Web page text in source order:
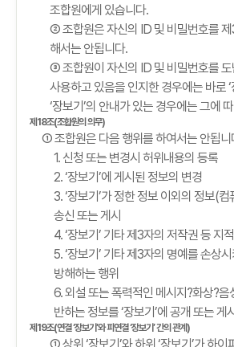
조합원에게 있습니다.
② 조합원은 자신의 ID 및 비밀번호를 제
해서는 안됩니다.
③ 조합원이 자신의 ID 및 비밀번호를
사용하고 있음을 인지한 경우에는 바로
‘장보기’의 안내가 있는 경우에는 그에
제18조(조합원의 의무)
① 조합원은 다음 행위를 하여서는 안됩니
1. 신청 또는 변경시 허위내용의 등록
2. ‘장보기’에 게시된 정보의 변경
3. ‘장보기’가 정한 정보 이외의 정보(
송신 또는 게시
4. ‘장보기’ 기타 제3자의 저작권 등 지
5. ‘장보기’ 기타 제3자의 명예를 손상
방해하는 행위
6. 외설 또는 폭력적인 메시지?화상?음
반하는 정보를 ‘장보기’에 공개 또는 게
제19조(연결 ‘장보기’와 피연결 ‘장보기’ 간의 관계)